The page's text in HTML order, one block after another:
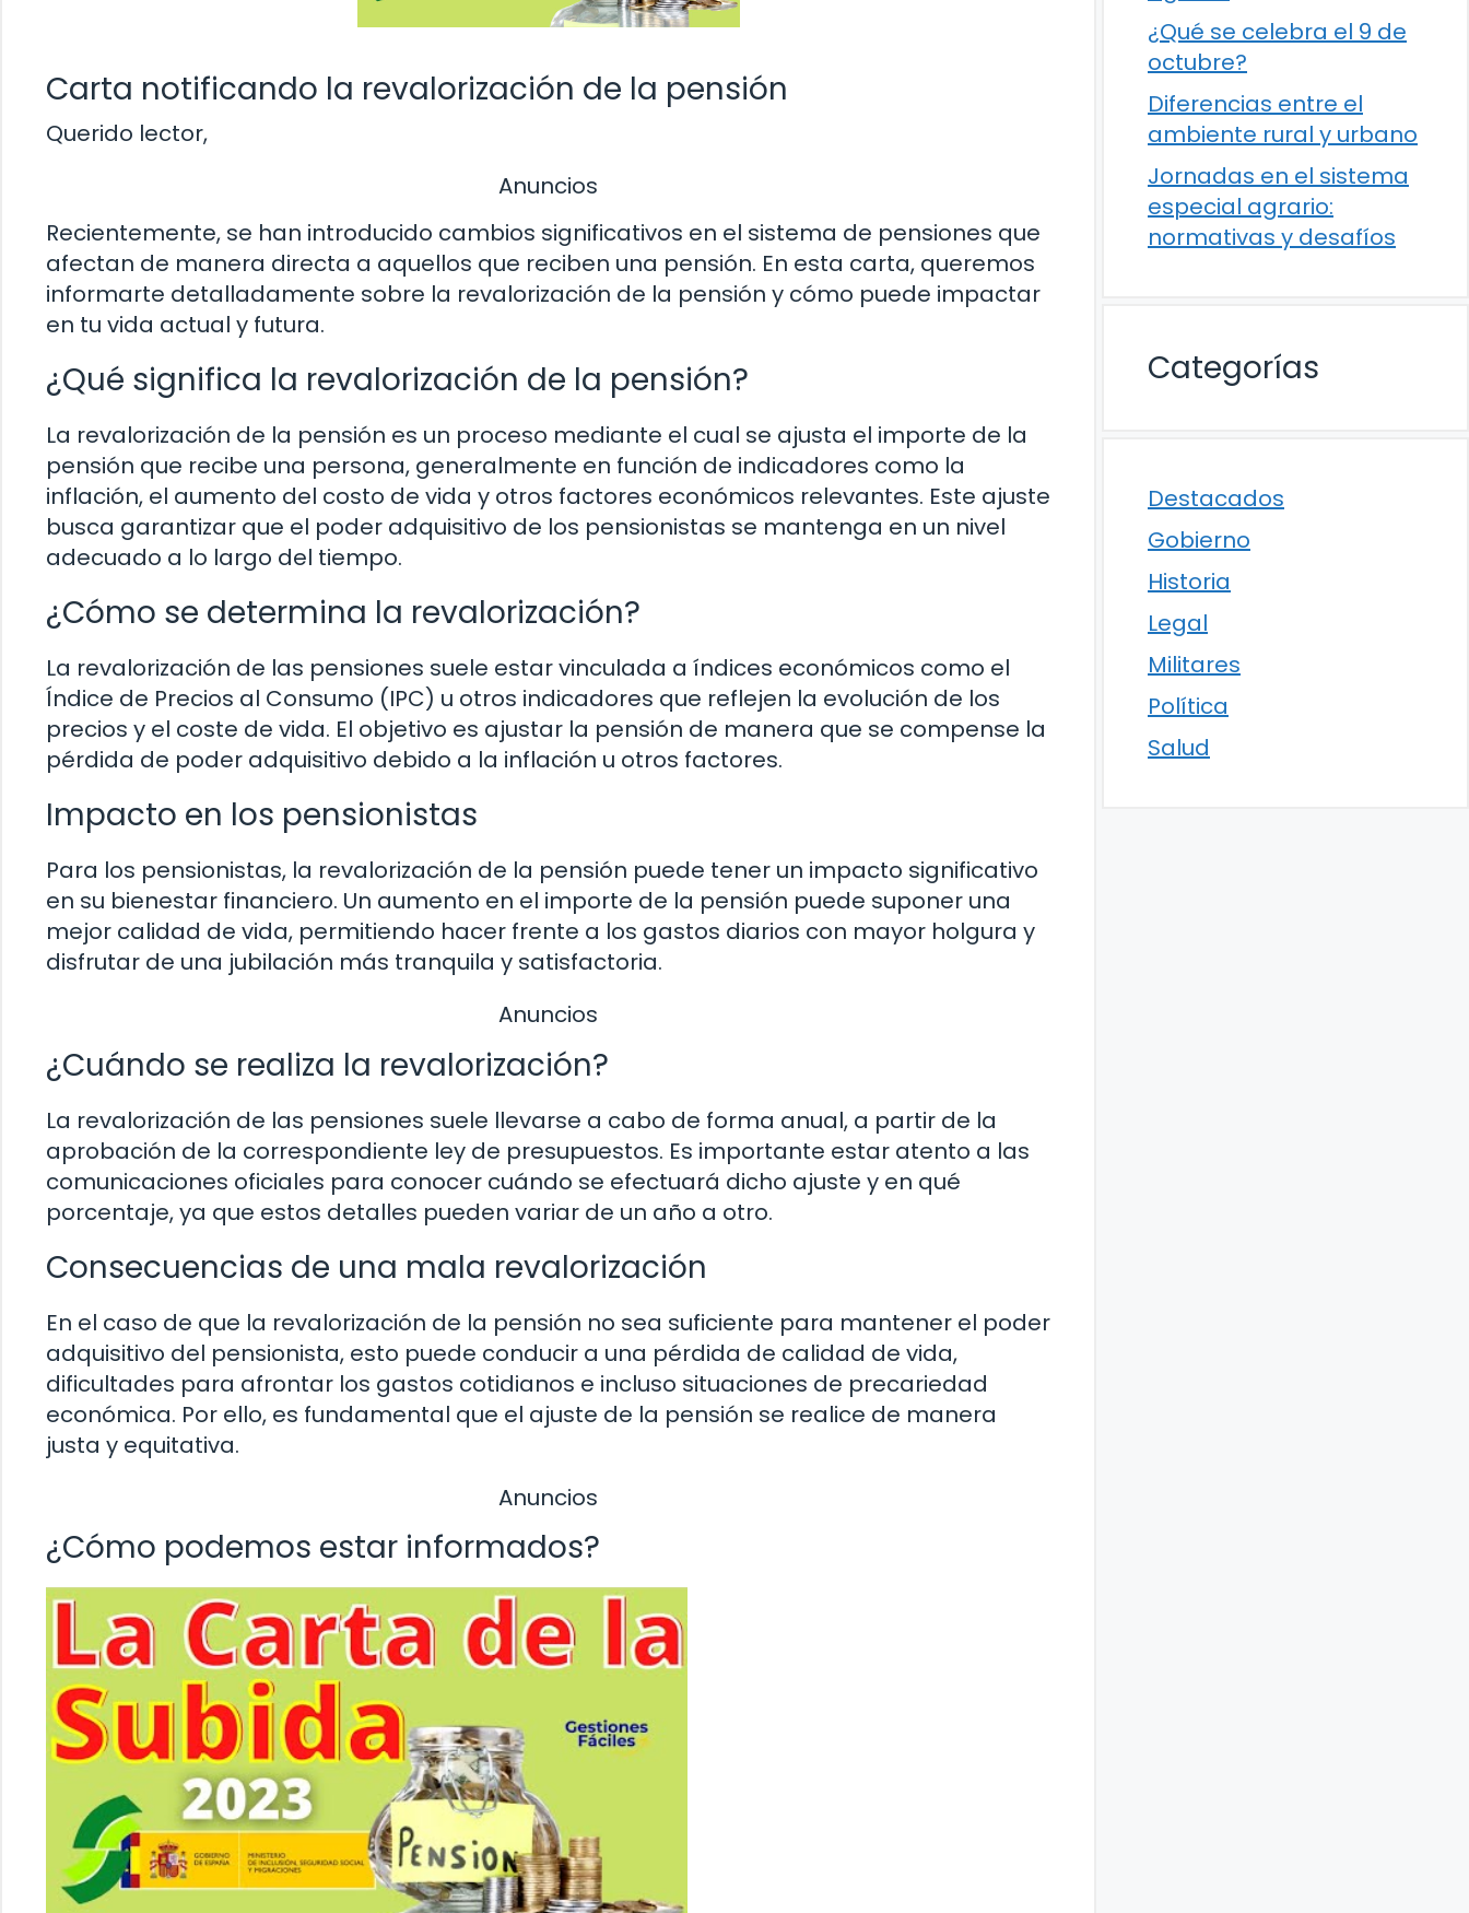
Carta notificando la revalorización de la pensión
Querido lector,
Anuncios
Recientemente, se han introducido cambios significativos en el sistema de pensiones que
afectan de manera directa a aquellos que reciben una pensión. En esta carta, queremos
informarte detalladamente sobre la revalorización de la pensión y cómo puede impactar
en tu vida actual y futura.
¿Qué significa la revalorización de la pensión?
La revalorización de la pensión es un proceso mediante el cual se ajusta el importe de la
pensión que recibe una persona, generalmente en función de indicadores como la
inflación, el aumento del costo de vida y otros factores económicos relevantes. Este ajuste
busca garantizar que el poder adquisitivo de los pensionistas se mantenga en un nivel
adecuado a lo largo del tiempo.
¿Cómo se determina la revalorización?
La revalorización de las pensiones suele estar vinculada a índices económicos como el
Índice de Precios al Consumo (IPC) u otros indicadores que reflejen la evolución de los
precios y el coste de vida. El objetivo es ajustar la pensión de manera que se compense la
pérdida de poder adquisitivo debido a la inflación u otros factores.
Impacto en los pensionistas
Para los pensionistas, la revalorización de la pensión puede tener un impacto significativo
en su bienestar financiero. Un aumento en el importe de la pensión puede suponer una
mejor calidad de vida, permitiendo hacer frente a los gastos diarios con mayor holgura y
disfrutar de una jubilación más tranquila y satisfactoria.
Anuncios
¿Cuándo se realiza la revalorización?
La revalorización de las pensiones suele llevarse a cabo de forma anual, a partir de la
aprobación de la correspondiente ley de presupuestos. Es importante estar atento a las
comunicaciones oficiales para conocer cuándo se efectuará dicho ajuste y en qué
porcentaje, ya que estos detalles pueden variar de un año a otro.
Consecuencias de una mala revalorización
En el caso de que la revalorización de la pensión no sea suficiente para mantener el poder
adquisitivo del pensionista, esto puede conducir a una pérdida de calidad de vida,
dificultades para afrontar los gastos cotidianos e incluso situaciones de precariedad
económica. Por ello, es fundamental que el ajuste de la pensión se realice de manera
justa y equitativa.
Anuncios
¿Cómo podemos estar informados?
¿Qué se celebra el 9 de
octubre?
Diferencias entre el
ambiente rural y urbano
Jornadas en el sistema
especial agrario:
normativas y desafíos
Categorías
Destacados
Gobierno
Historia
Legal
Militares
Política
Salud